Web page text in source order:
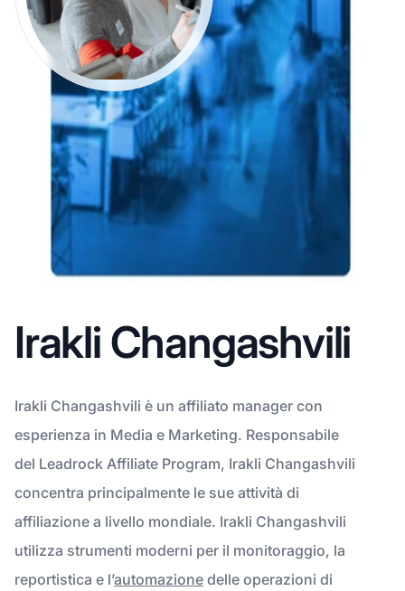
Irakli Changashvili
Irakli Changashvili è un affiliato manager con
esperienza in Media e Marketing. Responsabile
del Leadrock Affiliate Program, Irakli Changashvili
concentra principalmente le sue attività di
affiliazione a livello mondiale. Irakli Changashvili
utilizza strumenti moderni per il monitoraggio, la
reportistica e l’automazione delle operazioni di